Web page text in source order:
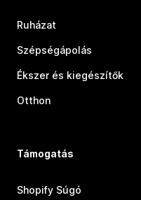
Ruházat
Szépségápolás
Ékszer és kiegészítők
Otthon
Támogatás
Shopify Súgó